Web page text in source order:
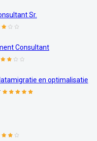
Sr.
Consultant
en optimalisatie
·